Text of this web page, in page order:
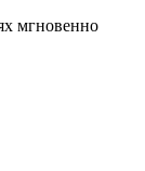
мгновенно